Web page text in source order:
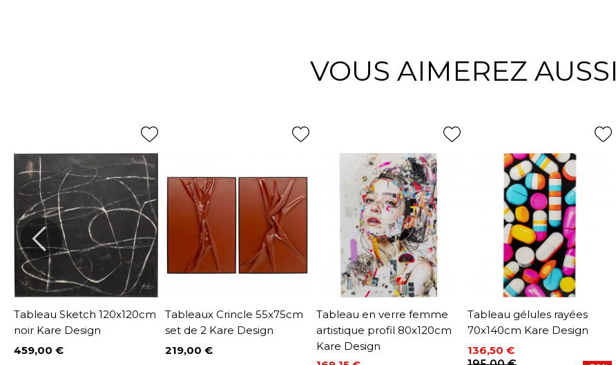
VOUS AIMEREZ AUSSI
Tableau Sketch 120x120cm
noir Kare Design
Prix
459,00 €
Tableaux Crincle 55x75cm
set de 2 Kare Design
Prix
219,00 €
Tableau en verre femme
artistique profil 80x120cm
Kare Design
Tableau gélules rayées
70x140cm Kare Design
136,50 €